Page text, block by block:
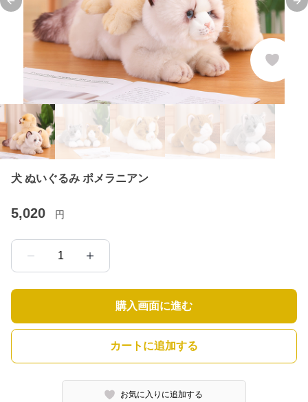
Previous slide
犬 ぬいぐるみ ポメラニアン
5,020 円
1
購入画面に進む
カートに追加する
お気に入りに追加する